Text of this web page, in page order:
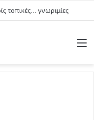
τοπικές… γνωριμίες